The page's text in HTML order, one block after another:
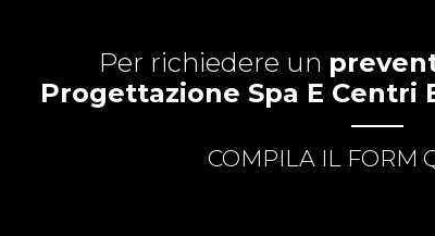
Per richiedere un
Progettazione Spa E Centri
COMPILA IL FORM